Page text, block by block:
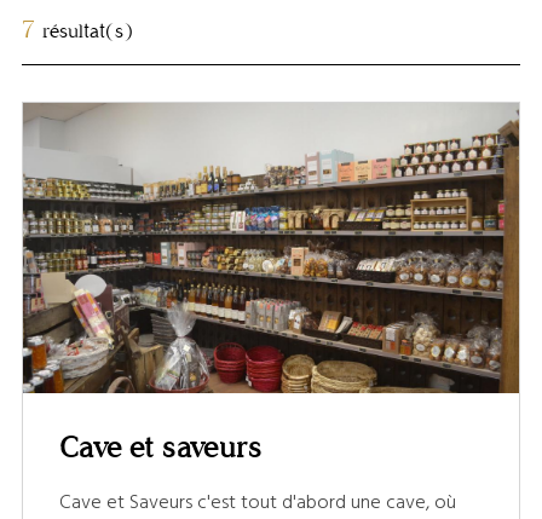
7 résultat(s)
Cave et saveurs
Cave et Saveurs c'est tout d'abord une cave, où